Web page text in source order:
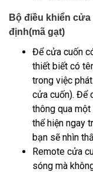
Bộ điều khiển
định(mã gạt)
Để cửa cuốn
thiết biết có
trong việc
cửa cuốn). Để
thông qua
thể hiện ngay
bạn sẽ nhìn
Remote cửa
sóng mà